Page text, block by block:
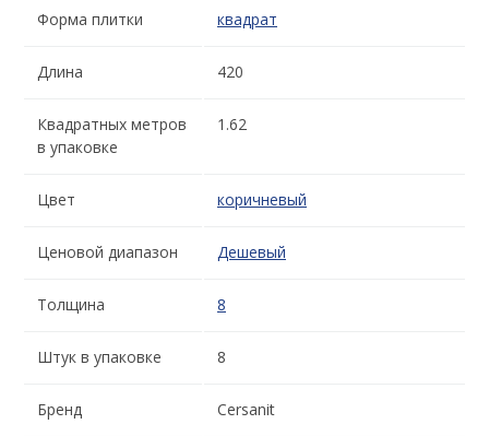
Форма плитки квадрат
Длина 420
Квадратных метров
в упаковке
1.62
Цвет коричневый
Ценовой диапазон Дешевый
Толщина 8
Штук в упаковке 8
Бренд Cersanit